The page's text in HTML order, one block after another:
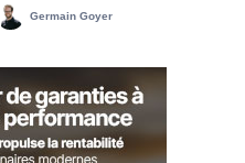
CHRYSLER DODGE JEEP
RAM DE DRUMMONDVILLE
Germain Goyer